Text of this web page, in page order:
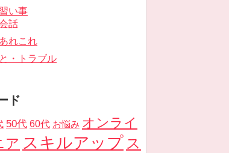
い事
話
れこれ
・トラブル
ド
50代 60代 お悩み オンライ
ア スキルアップ ス